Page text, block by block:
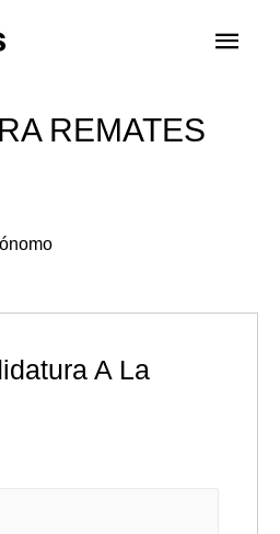
REMATES
A La